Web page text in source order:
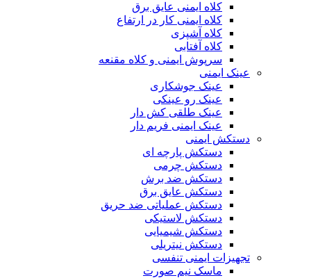
کلاه ایمنی عایق برق
کلاه ایمنی کار در ارتفاع
کلاه آشپزی
کلاه آفتابی
سرپوش ایمنی و کلاه مقنعه
عینک ایمنی
عینک جوشکاری
عینک رو عینکی
عینک طلقی کش دار
عینک ایمنی فریم دار
دستکش ایمنی
دستکش پارچه ای
دستکش چرمی
دستکش ضد برش
دستکش عایق برق
دستکش عملیاتی ضد حریق
دستکش لاستیکی
دستکش شیمیایی
دستکش نیتریلی
تجهیزات ایمنی تنفسی
ماسک نیم صورت